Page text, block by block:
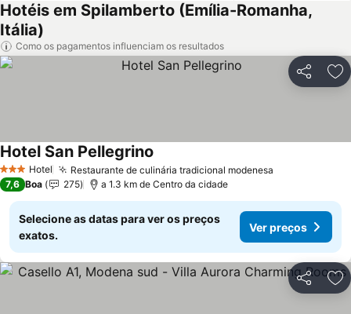
Hotéis em Spilamberto (Emília-Romanha,
Itália)
Como os pagamentos influenciam os resultados
Partilhar
3 EstrelasHotel Restaurante de culinária tradicional modenesa
Hotel San Pellegrino
7,6 Boa 275 a 1.3 km de Centro da cidade
Selecione as datas para ver os preços
exatos.
Ver preços
Partilhar